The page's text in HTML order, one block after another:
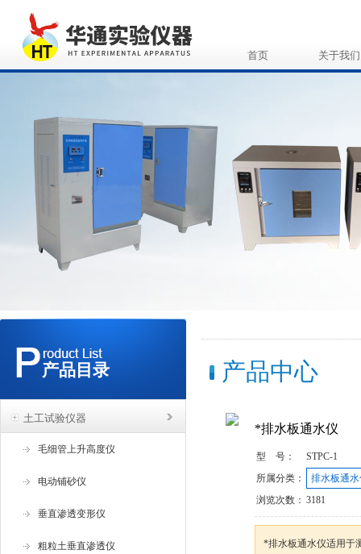
首页 关于我们
产品目录
土工试验仪器
毛细管上升高度仪
电动铺砂仪
垂直渗透变形仪
粗粒土垂直渗透仪
产品中心
*排水板通水仪
型 号：
STPC-1
所属分类：
排水板通
浏览次数： 3181
*排水板通水仪适用于